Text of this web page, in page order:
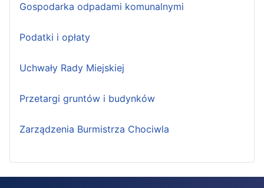
Gospodarka odpadami komunalnymi
Podatki i opłaty
Uchwały Rady Miejskiej
Przetargi gruntów i budynków
Zarządzenia Burmistrza Chociwla